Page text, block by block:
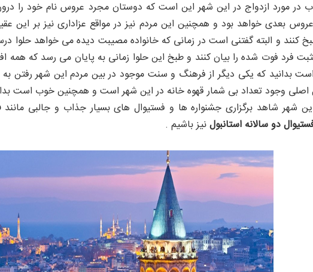
در مورد ازدواج در این شهر این است که دوستان مجرد عروس نام خود را
بعدی خواهد بود و همچنین این مردم نیز در مواقع عزاداری نیز بر این
طبخ کنند و البته گفتنی است در زمانی که خانواده مصیبت دیده می خواهد
فرد فوت شده را بیان کنند و طبخ این حلوا زمانی به پایان می رسد که همه
بدانید که یکی دیگر از فرهنگ و سنت موجود در بین مردم این شهر رفتن به
وجود تعداد بی شمار قهوه خانه در این شهر است و همچنین خوب است
این شهر شاهد برگزاری جشنواره ها و فستیوال های بسیار جذاب و جالبی مانند
دو سالانه استانبولنیز باشیم .